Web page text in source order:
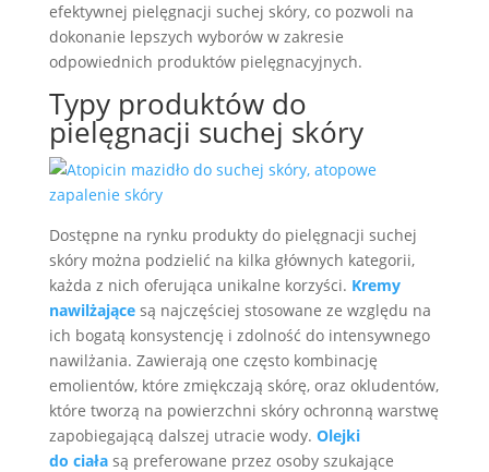
efektywnej pielęgnacji suchej skóry, co pozwoli na
dokonanie lepszych wyborów w zakresie
odpowiednich produktów pielęgnacyjnych.
Typy produktów do
pielęgnacji suchej skóry
Dostępne na rynku produkty do pielęgnacji suchej
skóry można podzielić na kilka głównych kategorii,
każda z nich oferująca unikalne korzyści. Kremy
nawilżającesą najczęściej stosowane ze względu na
ich bogatą konsystencję i zdolność do intensywnego
nawilżania. Zawierają one często kombinację
emolientów, które zmiękczają skórę, oraz okludentów,
które tworzą na powierzchni skóry ochronną warstwę
zapobiegającą dalszej utracie wody. Olejki
do ciałasą preferowane przez osoby szukające